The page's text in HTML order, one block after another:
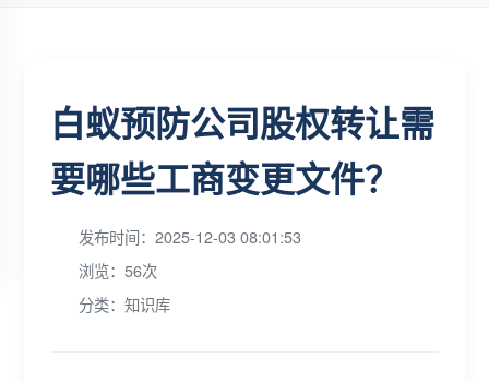
白蚁预防公司股权转让需
要哪些工商变更文件？
发布时间：2025-12-03 08:01:53
浏览：56次
分类：知识库